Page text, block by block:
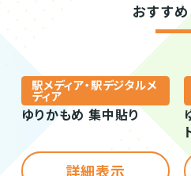
おすす
駅メディア・駅デジタルメ
ディア
ゆりかもめ 集中貼り
詳細表示